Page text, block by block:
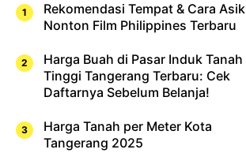
Rekomendasi Tempat & Cara Asik
Nonton Film Philippines Terbaru
Harga Buah di Pasar Induk Tanah
Tinggi Tangerang Terbaru: Cek
Daftarnya Sebelum Belanja!
Harga Tanah per Meter Kota
Tangerang 2025